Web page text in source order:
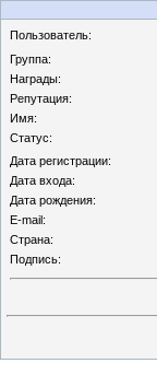
Пользователь:
Группа:
Награды:
Репутация:
Имя:
Статус:
Дата регистрации:
Дата входа:
Дата рождения:
E-mail:
Страна:
Подпись: